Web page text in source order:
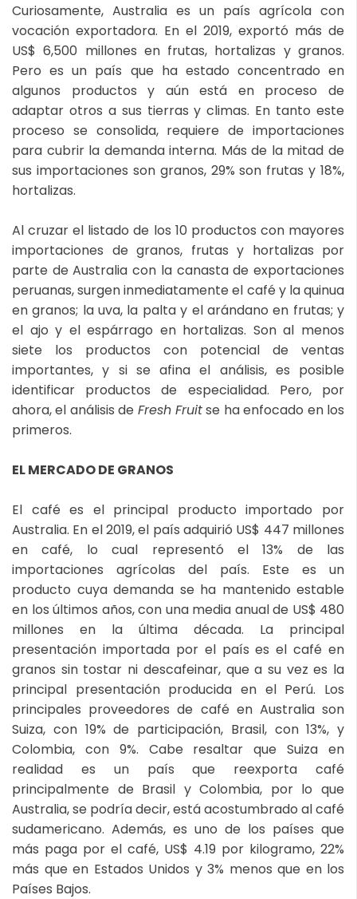
Curiosamente, Australia es un país agrícola con
vocación exportadora. En el 2019, exportó más de
US$ 6,500 millones en frutas, hortalizas y granos.
Pero es un país que ha estado concentrado en
algunos productos y aún está en proceso de
adaptar otros a sus tierras y climas. En tanto este
proceso se consolida, requiere de importaciones
para cubrir la demanda interna. Más de la mitad de
sus importaciones son granos, 29% son frutas y 18%,
hortalizas.
Al cruzar el listado de los 10 productos con mayores
importaciones de granos, frutas y hortalizas por
parte de Australia con la canasta de exportaciones
peruanas, surgen inmediatamente el café y la quinua
en granos; la uva, la palta y el arándano en frutas; y
el ajo y el espárrago en hortalizas. Son al menos
siete los productos con potencial de ventas
importantes, y si se afina el análisis, es posible
identificar productos de especialidad. Pero, por
ahora, el análisis de Fresh Fruitse ha enfocado en los
primeros.
EL MERCADO DE GRANOS
El café es el principal producto importado por
Australia. En el 2019, el país adquirió US$ 447 millones
en café, lo cual representó el 13% de las
importaciones agrícolas del país. Este es un
producto cuya demanda se ha mantenido estable
en los últimos años, con una media anual de US$ 480
millones en la última década. La principal
presentación importada por el país es el café en
granos sin tostar ni descafeinar, que a su vez es la
principal presentación producida en el Perú. Los
principales proveedores de café en Australia son
Suiza, con 19% de participación, Brasil, con 13%, y
Colombia, con 9%. Cabe resaltar que Suiza en
realidad es un país que reexporta café
principalmente de Brasil y Colombia, por lo que
Australia, se podría decir, está acostumbrado al café
sudamericano. Además, es uno de los países que
más paga por el café, US$ 4.19 por kilogramo, 22%
más que en Estados Unidos y 3% menos que en los
Países Bajos.